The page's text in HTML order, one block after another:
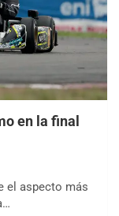
en la final
el aspecto más